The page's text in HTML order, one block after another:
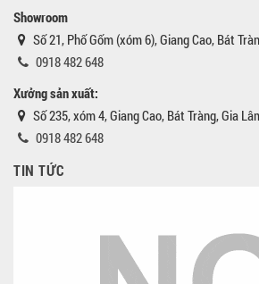
Showroom
Số 21, Phố Gốm (xóm 6), Giang Cao, Bát
0918 482 648
Xưởng sản xuất:
Số 235, xóm 4, Giang Cao, Bát Tràng, Gia
0918 482 648
TIN TỨC